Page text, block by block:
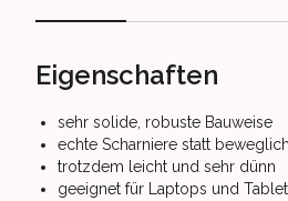
Eigenschaften
sehr solide, robuste Bauweise
echte Scharniere statt
trotzdem leicht und sehr dünn
geeignet für Laptops und